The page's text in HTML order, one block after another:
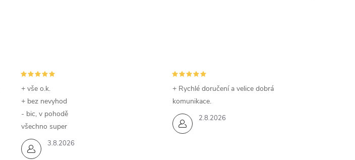
3.8.2026
+ vše o.k.
+ bez nevyhod
- bic, v pohodě
všechno super
2.8.2026
+ Rychlé doručení a velice dobrá
komunikace.